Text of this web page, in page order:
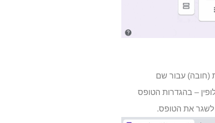
(חובה) עבור שם
– בהגדרות הטופס
לשגר את הטופס.